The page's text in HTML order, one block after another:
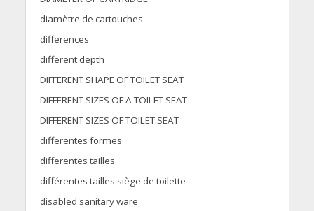
diamètre de cartouches
differences
different depth
DIFFERENT SHAPE OF TOILET SEAT
DIFFERENT SIZES OF A TOILET SEAT
DIFFERENT SIZES OF TOILET SEAT
differentes formes
differentes tailles
différentes tailles siège de toilette
disabled sanitary ware